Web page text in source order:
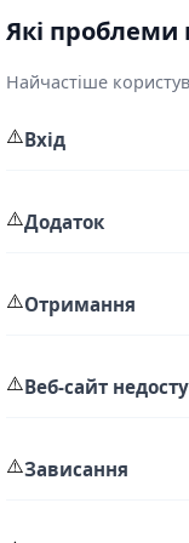
Які проблеми
Найчастіше
⚠️Вхід
⚠️Додаток
⚠️Отримання
⚠️Веб-сайт
⚠️Зависання